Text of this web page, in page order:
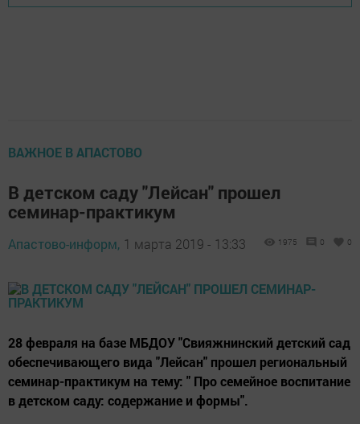
ВАЖНОЕ В АПАСТОВО
В детском саду "Лейсан" прошел
семинар-практикум
Апастово-информ, 1 марта 2019 - 13:33 1975 0 0
28 февраля на базе МБДОУ "Свияжнинский детский сад
обеспечивающего вида "Лейсан" прошел региональный
семинар-практикум на тему: " Про семейное воспитание
в детском саду: содержание и формы".